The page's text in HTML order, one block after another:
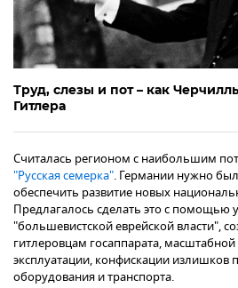
Труд, слезы и пот – как
Гитлера
Считалась регионом с наибольшим
"Русская семерка". Германии нужно
обеспечить развитие новых
Предлагалось сделать это с помощью
"большевистской еврейской власти",
гитлеровцам госаппарата,
эксплуатации, конфискации излишков
оборудования и транспорта.